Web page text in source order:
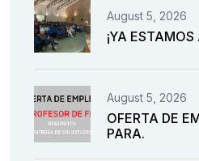
August 5, 2026
¡YA
August 5, 2026
OFERTA DE
PARA.